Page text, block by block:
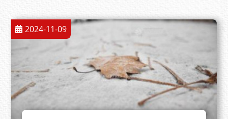
2024-11-09